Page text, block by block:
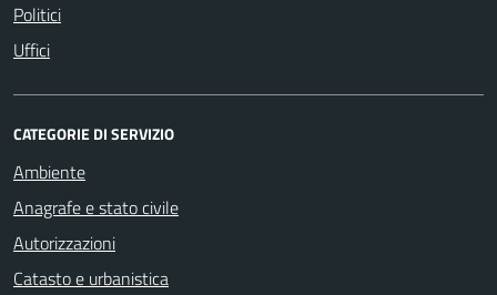
Politici
Uffici
CATEGORIE DI SERVIZIO
Ambiente
Anagrafe e stato civile
Autorizzazioni
Catasto e urbanistica